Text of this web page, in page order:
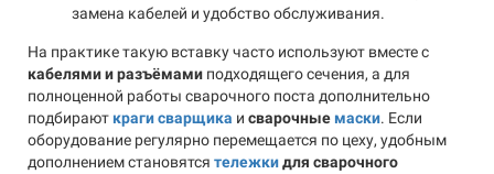
замена кабелей и удобство обслуживания.
На практике такую вставку часто используют вместе с
кабелями и разъёмами подходящего сечения, а для
полноценной работы сварочного поста дополнительно
подбирают краги сварщика и сварочные маски. Если
оборудование регулярно перемещается по цеху, удобным
дополнением становятся тележкидля сварочного